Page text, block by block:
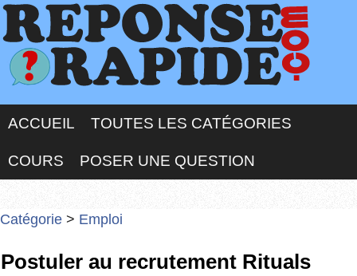
ACCUEIL TOUTES LES CATÉGORIES
COURS POSER UNE QUESTION
Catégorie > Emploi
Postuler au recrutement Rituals